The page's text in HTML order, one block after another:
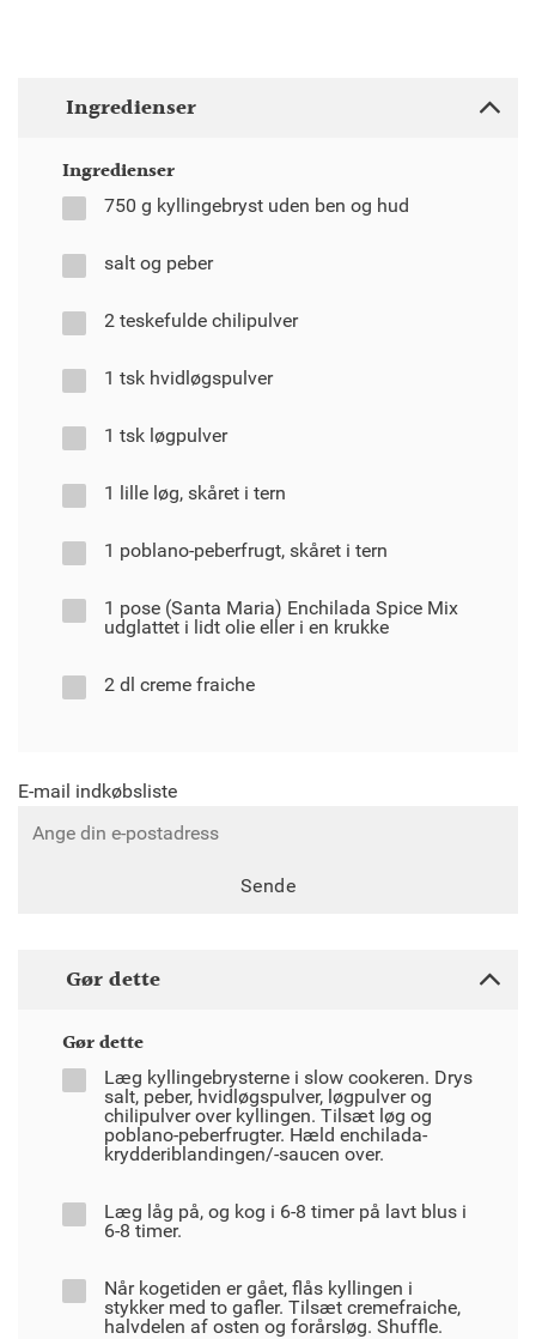
Ingredienser
Ingredienser
750 g kyllingebryst uden ben og hud
salt og peber
2 teskefulde chilipulver
1 tsk hvidløgspulver
1 tsk løgpulver
1 lille løg, skåret i tern
1 poblano-peberfrugt, skåret i tern
1 pose (Santa Maria) Enchilada Spice Mix
udglattet i lidt olie eller i en krukke
2 dl creme fraiche
E-mail indkøbsliste
Sende
Gør dette
Gør dette
Læg kyllingebrysterne i slow cookeren. Drys
salt, peber, hvidløgspulver, løgpulver og
chilipulver over kyllingen. Tilsæt løg og
poblano-peberfrugter. Hæld enchilada-
krydderiblandingen/-saucen over.
Læg låg på, og kog i 6-8 timer på lavt blus i
6-8 timer.
Når kogetiden er gået, flås kyllingen i
stykker med to gafler. Tilsæt cremefraiche,
halvdelen af osten og forårsløg. Shuffle.